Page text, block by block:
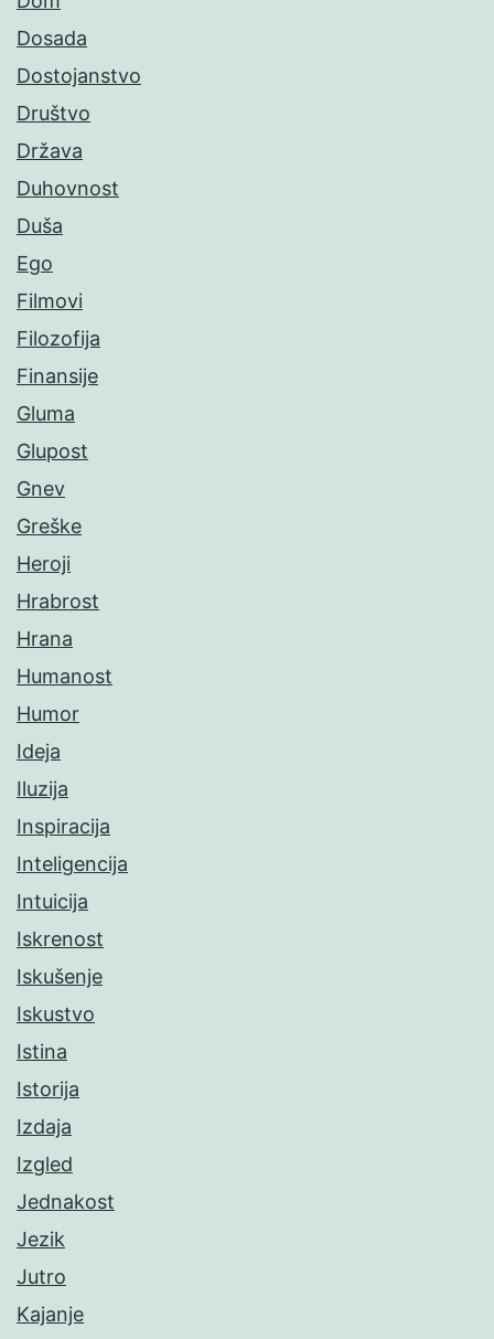
Dosada
Dostojanstvo
Društvo
Država
Duhovnost
Duša
Ego
Filmovi
Filozofija
Finansije
Gluma
Glupost
Gnev
Greške
Heroji
Hrabrost
Hrana
Humanost
Humor
Ideja
Iluzija
Inspiracija
Inteligencija
Intuicija
Iskrenost
Iskušenje
Iskustvo
Istina
Istorija
Izdaja
Izgled
Jednakost
Jezik
Jutro
Kajanje